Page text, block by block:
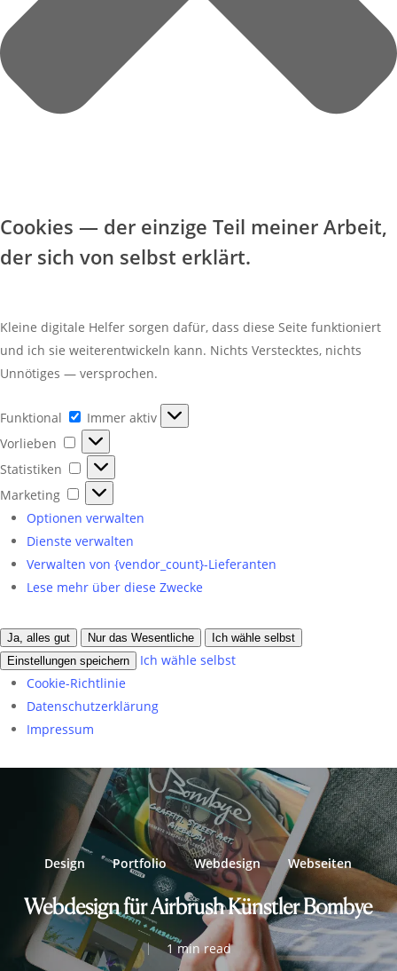
Cookies — der einzige Teil meiner Arbeit,
der sich von selbst erklärt.
Kleine digitale Helfer sorgen dafür, dass diese Seite funktioniert
und ich sie weiterentwickeln kann. Nichts Verstecktes, nichts
Unnötiges — versprochen.
Funktional Funktional
Immer aktiv
Vorlieben
Vorlieben
Statistiken
Statistiken
Marketing
Marketing
Optionen verwalten
Dienste verwalten
Verwalten von {vendor_count}-Lieferanten
Lese mehr über diese Zwecke
Ja, alles gut Nur das Wesentliche
Ich wähle selbst
Einstellungen speichern
Ich wähle selbst
Cookie-Richtlinie
Datenschutzerklärung
Impressum
Design Portfolio Webdesign Webseiten
Webdesign für Airbrush Künstler Bombye
1 min read